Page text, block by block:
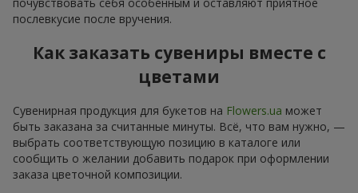
послевкусие после вручения.
Как заказать сувениры вместе с
цветами
Сувенирная продукция для букетов на Flowers.ua может
быть заказана за считанные минуты. Всё, что вам нужно, —
выбрать соответствующую позицию в каталоге или
сообщить о желании добавить подарок при оформлении
заказа цветочной композиции.